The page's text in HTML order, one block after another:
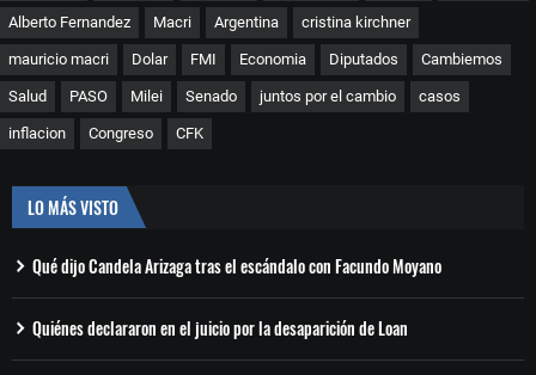
Alberto Fernandez Macri Argentina cristina kirchner
mauricio macri Dolar FMI Economia Diputados Cambiemos
Salud PASO Milei Senado juntos por el cambio casos
inflacion Congreso CFK
LO MÁS VISTO
Qué dijo Candela Arizaga tras el escándalo con Facundo Moyano
Quiénes declararon en el juicio por la desaparición de Loan